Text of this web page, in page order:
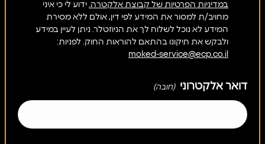
במדיניות הפרטיות של קבוצת אלקטרה. ידוע לי כי איני
מחויב/ת למסור את המידע לפי דין, אולם ללא מסירת
המידע לא נוכל לשלוח לך את הניוזטלר. ניתן לעיין במידע
ולבקש את תיקונו בהתאם להוראות החוק. לפניות:
moked-service@ecp.co.il
דואר אלקטרוני (חובה)